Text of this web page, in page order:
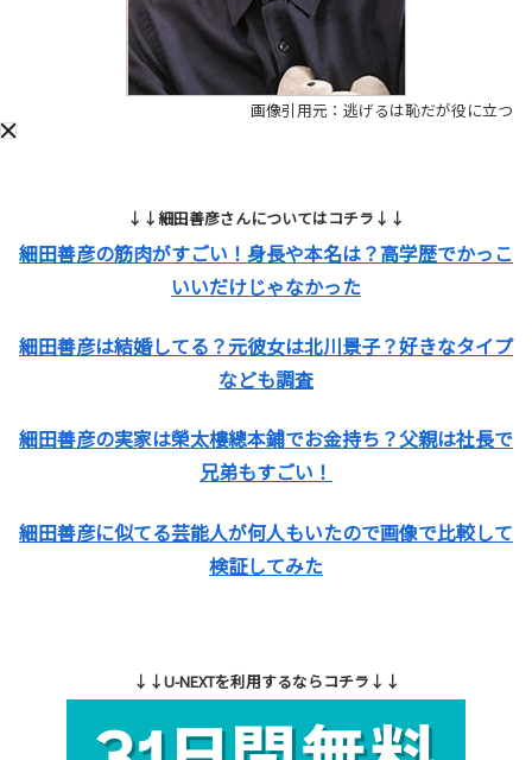
画像引用元：逃げるは恥だが役に立つ
↓↓細田善彦さんについてはコチラ↓↓
細田善彦の筋肉がすごい！身長や本名は？高学歴でかっこ
いいだけじゃなかった
細田善彦は結婚してる？元彼女は北川景子？好きなタイプ
なども調査
細田善彦の実家は榮太樓總本鋪でお金持ち？父親は社長で
兄弟もすごい！
細田善彦に似てる芸能人が何人もいたので画像で比較して
検証してみた
↓↓U-NEXTを利用するならコチラ↓↓